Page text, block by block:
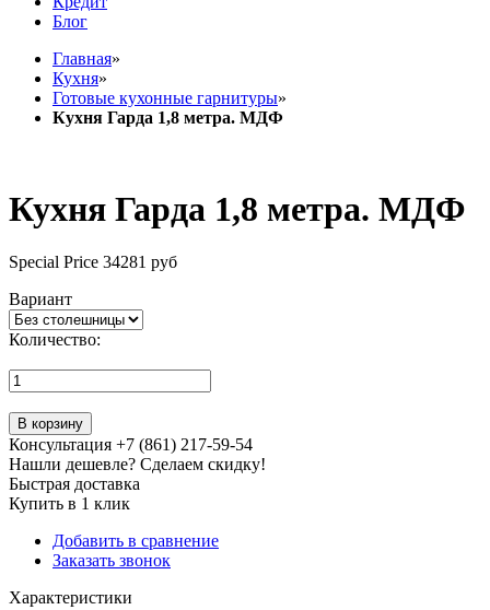
Блог
Главная»
Кухня»
Готовые кухонные гарнитуры»
Кухня Гарда 1,8 метра. МДФ
Кухня Гарда 1,8 метра. МДФ
Special Price 34281 руб
Вариант
Количество:
В корзину
Консультация +7 (861) 217-59-54
Нашли дешевле? Сделаем скидку!
Быстрая доставка
Купить в 1 клик
Добавить в сравнение
Заказать звонок
Характеристики